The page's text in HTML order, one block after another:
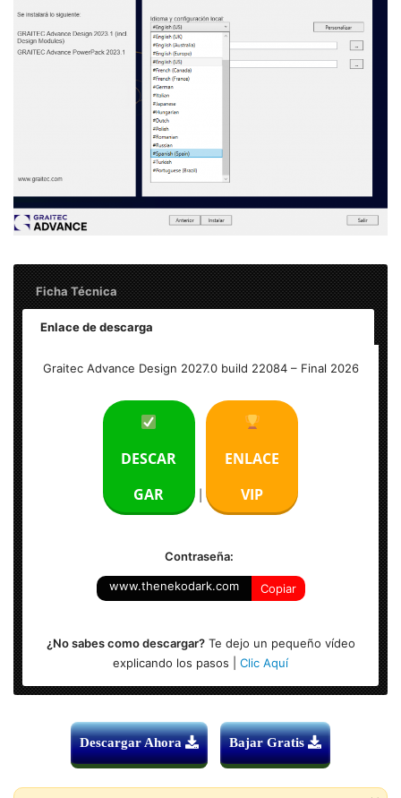
Ficha Técnica
Enlace de descarga
Graitec Advance Design 2027.0 build 22084 – Final 2026
DESCAR
GAR
ENLACE
VIP
Contraseña:
www.thenekodark.com Copiar
¿No sabes como descargar?Te dejo un pequeño vídeo
explicando los pasos | Clic Aquí
Descargar Ahora Bajar Gratis